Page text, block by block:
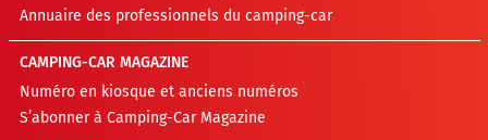
Annuaire des professionnels du camping-car
CAMPING-CAR MAGAZINE
Numéro en kiosque et anciens numéros
S’abonner à Camping-Car Magazine